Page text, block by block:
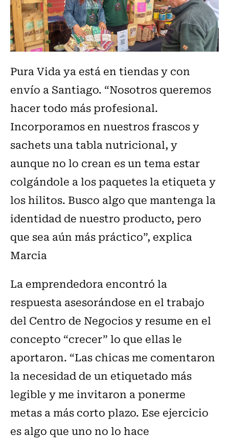
Pura Vida ya está en tiendas y con
envío a Santiago. “Nosotros queremos
hacer todo más profesional.
Incorporamos en nuestros frascos y
sachets una tabla nutricional, y
aunque no lo crean es un tema estar
colgándole a los paquetes la etiqueta y
los hilitos. Busco algo que mantenga la
identidad de nuestro producto, pero
que sea aún más práctico”, explica
Marcia
La emprendedora encontró la
respuesta asesorándose en el trabajo
del Centro de Negocios y resume en el
concepto “crecer” lo que ellas le
aportaron. “Las chicas me comentaron
la necesidad de un etiquetado más
legible y me invitaron a ponerme
metas a más corto plazo. Ese ejercicio
es algo que uno no lo hace